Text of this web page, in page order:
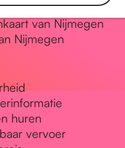
van Nijmegen
Nijmegen
huren
vervoer